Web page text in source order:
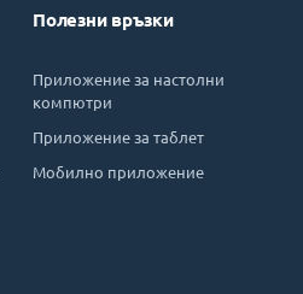
Полезни връзки
Приложение за настолни
компютри
Приложение за таблет
Мобилно приложение